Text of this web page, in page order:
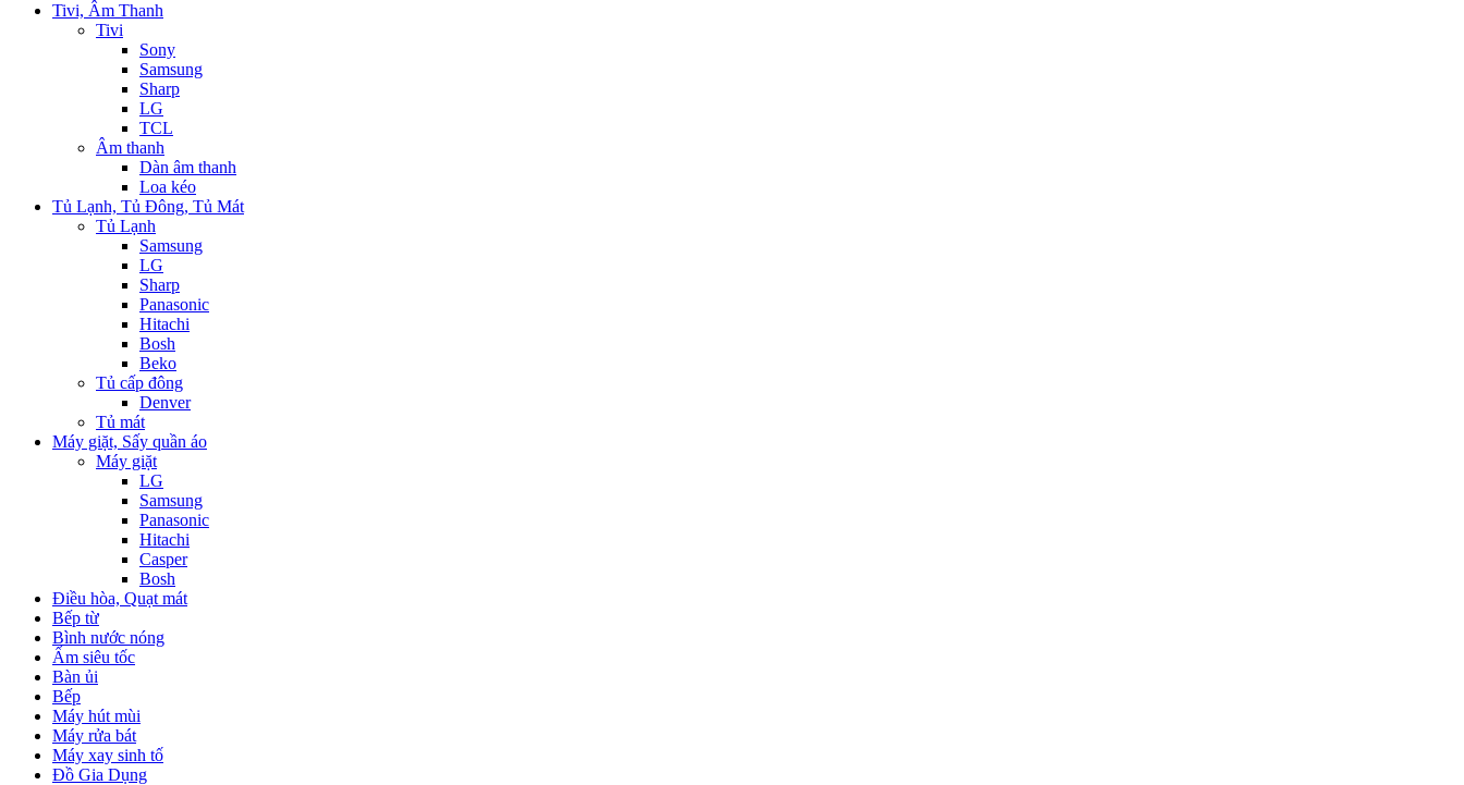
Tivi, Âm Thanh
Tivi
Sony
Samsung
Sharp
LG
TCL
Âm thanh
Dàn âm thanh
Loa kéo
Tủ Lạnh, Tủ Đông, Tủ Mát
Tủ Lạnh
Samsung
LG
Sharp
Panasonic
Hitachi
Bosh
Beko
Tủ cấp đông
Denver
Tủ mát
Máy giặt, Sấy quần áo
Máy giặt
LG
Samsung
Panasonic
Hitachi
Casper
Bosh
Điều hòa, Quạt mát
Bếp từ
Bình nước nóng
Ấm siêu tốc
Bàn ủi
Bếp
Máy hút mùi
Máy rửa bát
Máy xay sinh tố
Đồ Gia Dụng